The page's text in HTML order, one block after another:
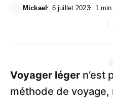
Mickael 6 juillet 2023 1
Voyager léger n’est
méthode de